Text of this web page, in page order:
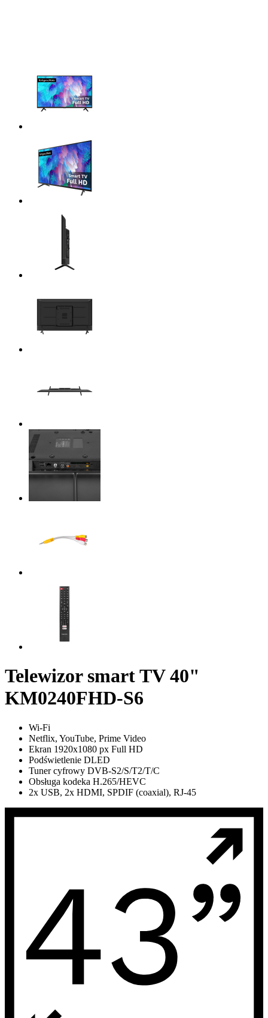
Telewizor smart TV 40"
KM0240FHD-S6
Wi-Fi
Netflix, YouTube, Prime Video
Ekran 1920x1080 px Full HD
Podświetlenie DLED
Tuner cyfrowy DVB-S2/S/T2/T/C
Obsługa kodeka H.265/HEVC
2x USB, 2x HDMI, SPDIF (coaxial), RJ-45